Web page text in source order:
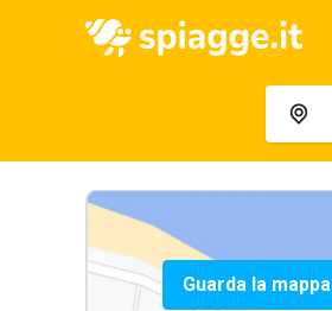
Guarda la mappa